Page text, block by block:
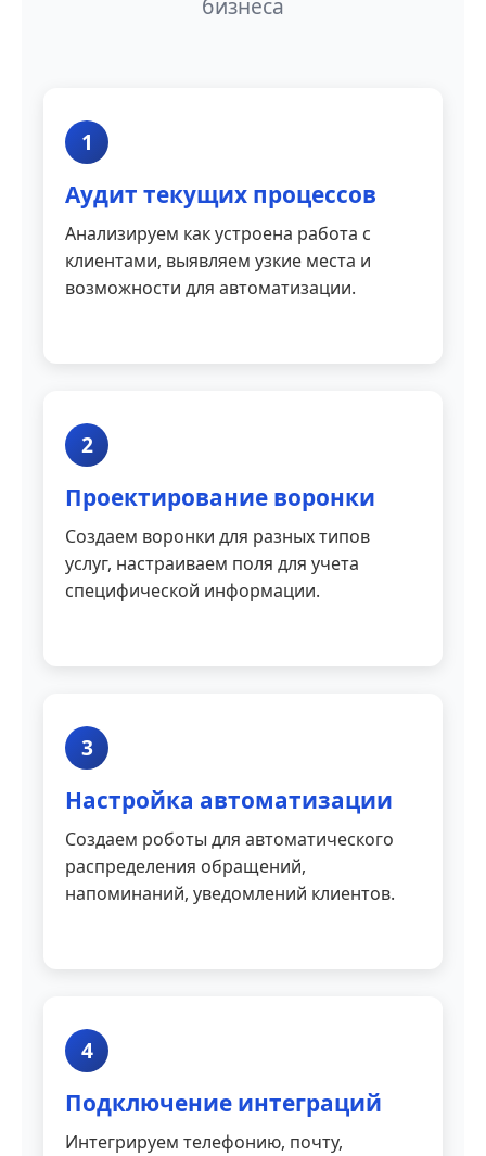
1
Аудит текущих процессов
Анализируем как устроена работа с
клиентами, выявляем узкие места и
возможности для автоматизации.
2
Проектирование воронки
Создаем воронки для разных типов
услуг, настраиваем поля для учета
специфической информации.
3
Настройка автоматизации
Создаем роботы для автоматического
распределения обращений,
напоминаний, уведомлений клиентов.
4
Подключение интеграций
Интегрируем телефонию, почту,